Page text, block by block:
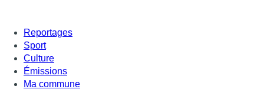
Reportages
Sport
Culture
Émissions
Ma commune